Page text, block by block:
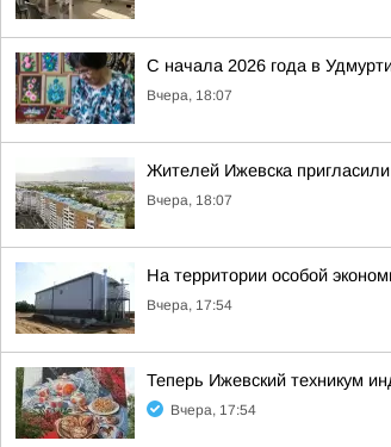
С начала 2026 года в
Вчера, 18:07
Жителей Ижевска
Вчера, 18:07
На территории особой
Вчера, 17:54
Теперь Ижевский техникум
Вчера, 17:54